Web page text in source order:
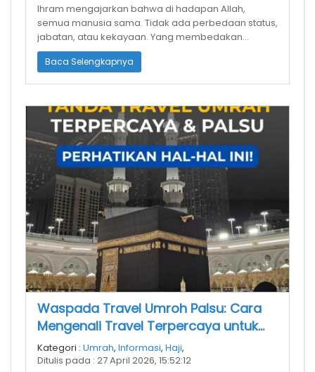
Ihram mengajarkan bahwa di hadapan Allah,
semua manusia sama. Tidak ada perbedaan status,
jabatan, atau kekayaan. Yang membedakan
hanyalah ketakwaan.
Baca Selengkapnya
Waspada Travel Umroh Palsu: Cara
Mengenali Travel Terpercaya untuk
Ibadah yang Aman
Kategori : Umrah, Informasi, Haji,
Ditulis pada : 27 April 2026, 15:52:12